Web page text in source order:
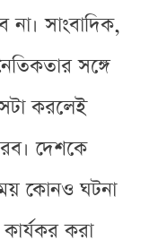
সাংবাদিক,
সঙ্গে
করলেই
দেশকে
কোনও ঘটনা
করা